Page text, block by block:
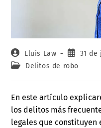
Lluis Law
31 de
Delitos de robo
En este artículo
los delitos más
legales que